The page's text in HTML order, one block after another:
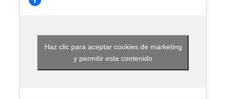
Haz clic para aceptar cookies de marketing
y permitir este contenido